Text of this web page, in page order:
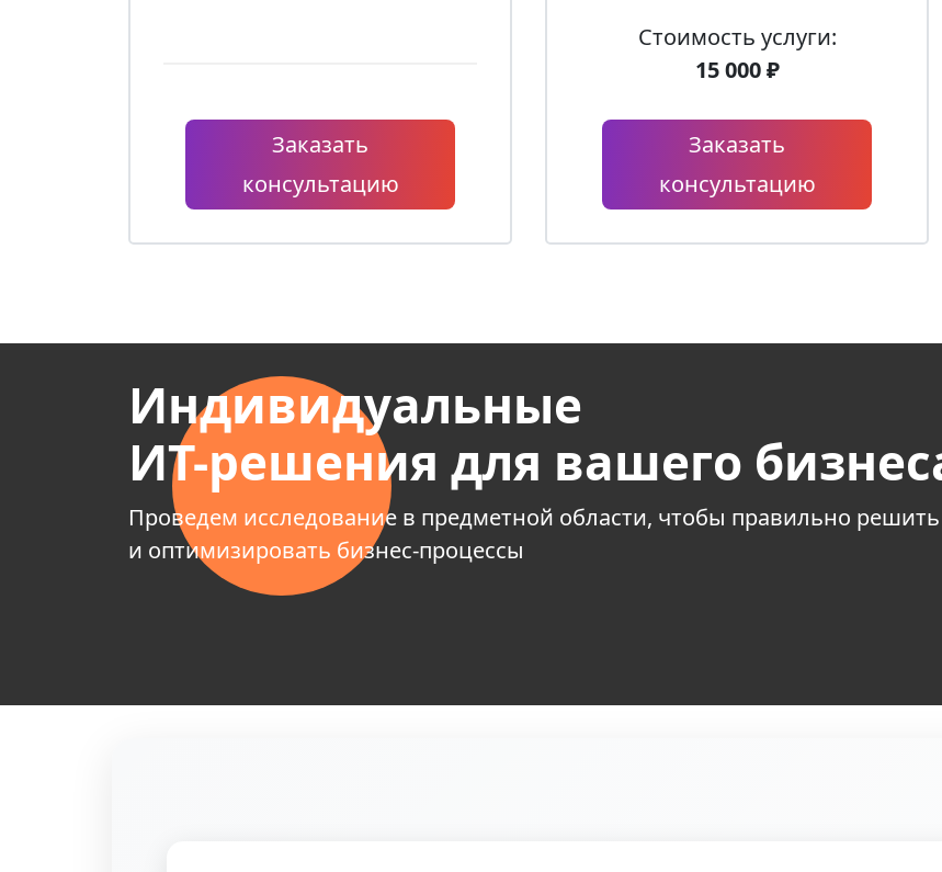
Заказать
консультацию
Стоимость услуги:
15 000 ₽
Заказать
консультацию
Индивидуальные
ИТ-решения для вашего
Проведем исследование в предметной области, чтобы правильно
и оптимизировать бизнес-процессы